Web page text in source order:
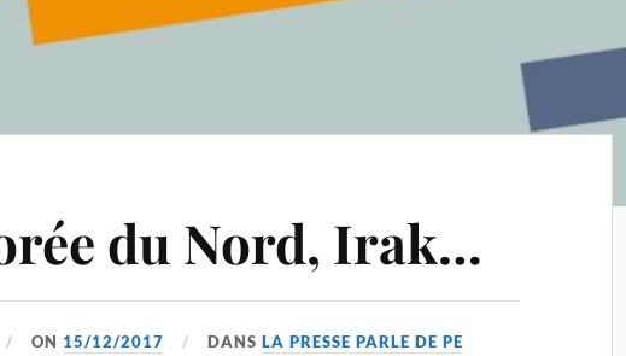
du Nord, Irak…
ON 15/12/2017 DANSLA PRESSE PARLE DE PE